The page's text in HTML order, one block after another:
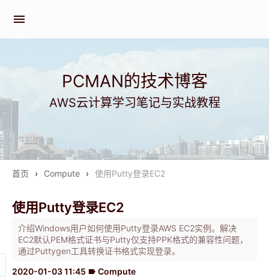
menu
PCMAN的技术博客
AWS云计算学习笔记与实战教程
首页 › Compute › 使用Putty登录EC2
使用Putty登录EC2
介绍Windows用户如何使用Putty登录AWS EC2实例。解决
EC2默认PEM格式证书与Putty仅支持PPK格式的兼容性问题，
通过Puttygen工具转换证书格式实现登录。
2020-01-03 11:45 label Compute